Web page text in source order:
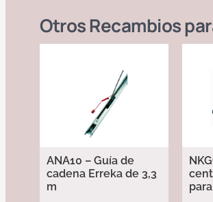
OtrosRecambios
ANA10 – Guía de
cadena Erreka de 3,3
m